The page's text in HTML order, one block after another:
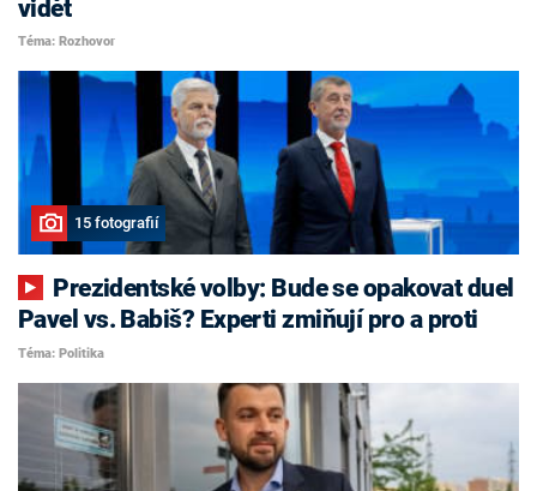
vidět
Téma: Rozhovor
15 fotografií
Pavel vs. Babiš? Experti zmiňují pro a proti
Téma: Politika